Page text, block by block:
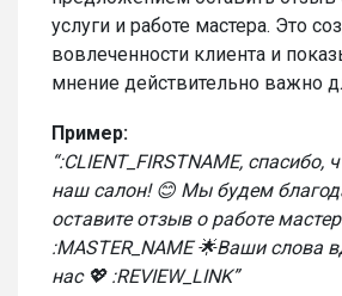
услуги и работе мастера. Это
вовлеченности клиента и
мнение действительно важно
Пример:
“:CLIENT_FIRSTNAME, спасибо,
наш салон! 😊 Мы будем
оставите отзыв о работе
:MASTER_NAME 🌟Ваши слова
нас 💖 :REVIEW_LINK”